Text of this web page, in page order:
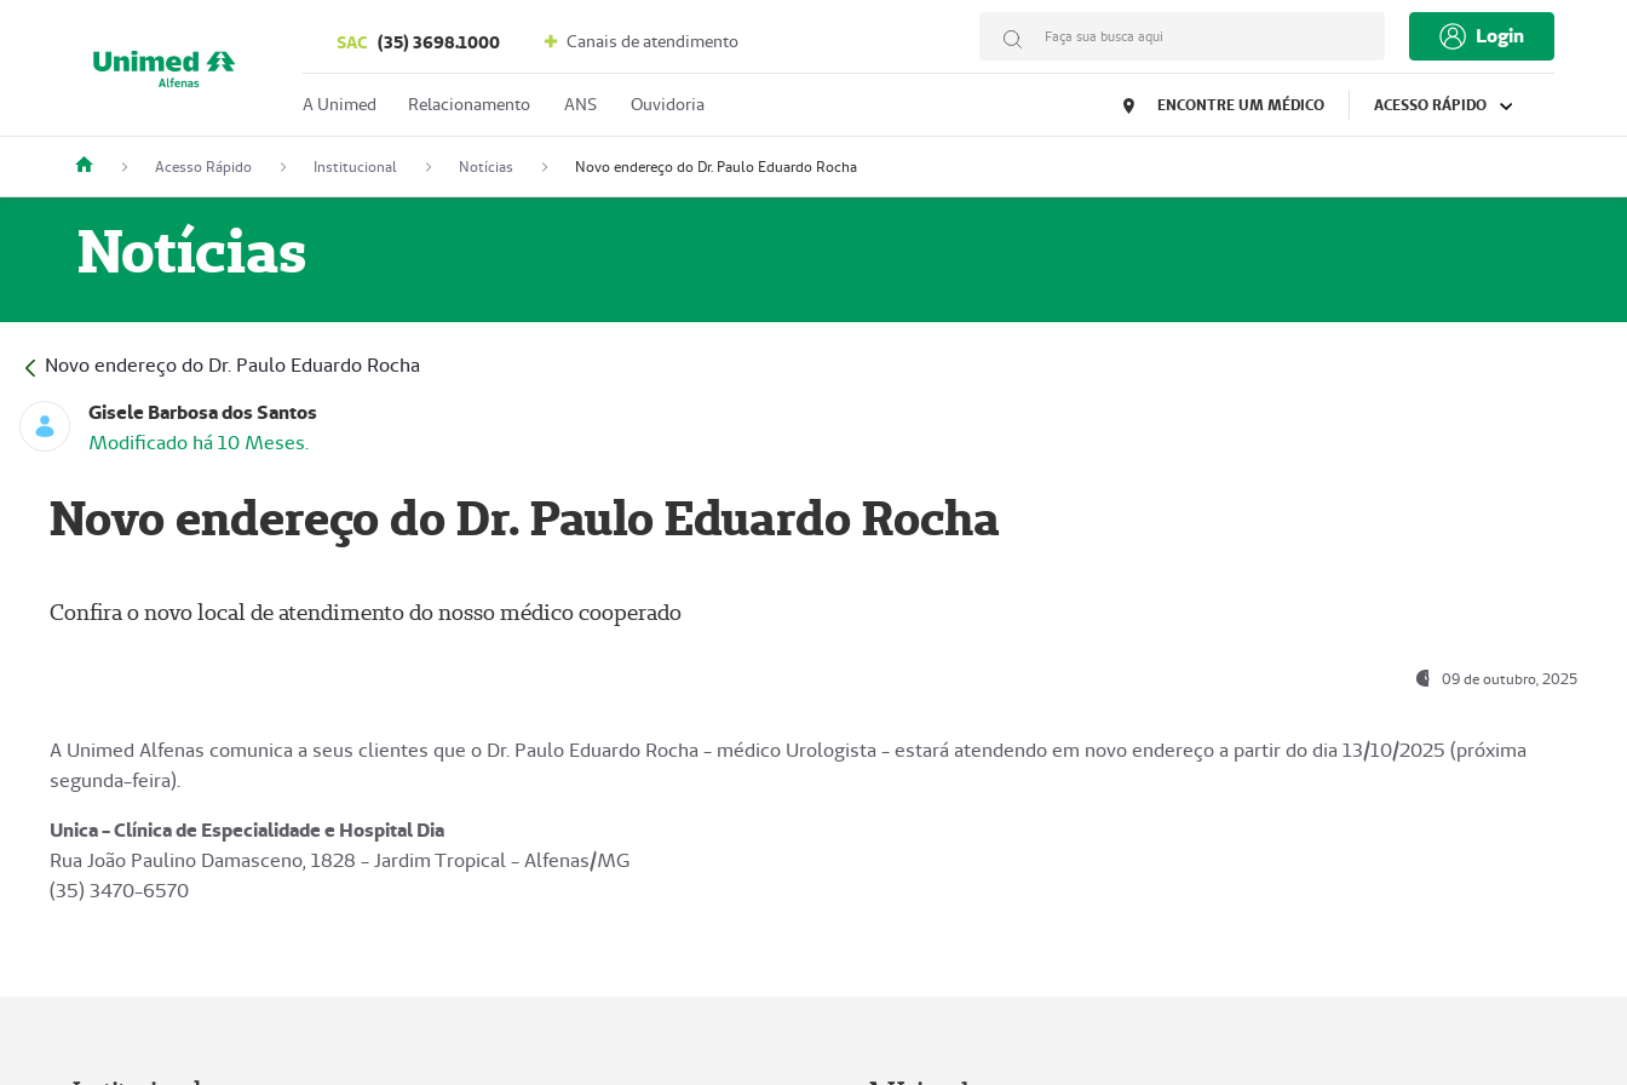
SAC (35) 3698.1000 Canais de atendimento Faça sua busca aqui Login
A Unimed Relacionamento ANS Ouvidoria ENCONTRE UM MÉDICO ACESSO RÁPIDO
Acesso Rápido Institucional Notícias Novo endereço do Dr. Paulo Eduardo Rocha
Notícias
Novo endereço do Dr. Paulo Eduardo Rocha
Gisele Barbosa dos Santos
Modificado há 10 Meses.
Novo endereço do Dr. Paulo Eduardo Rocha
Confira o novo local de atendimento do nosso médico cooperado
09 de outubro, 2025
A Unimed Alfenas comunica a seus clientes que o Dr. Paulo Eduardo Rocha - médico Urologista - estará atendendo em novo endereço a partir do dia 13/10/2025 (próxima
segunda-feira).
Unica - Clínica de Especialidade e Hospital Dia
Rua João Paulino Damasceno, 1828 - Jardim Tropical - Alfenas/MG
(35) 3470-6570